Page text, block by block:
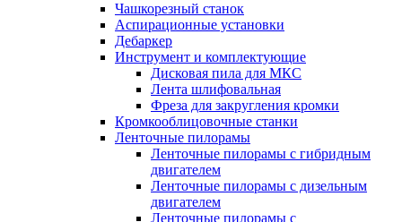
Чашкорезный станок
Аспирационные установки
Дебаркер
Инструмент и комплектующие
Дисковая пила для МКС
Лента шлифовальная
Фреза для закругления кромки
Кромкооблицовочные станки
Ленточные пилорамы
Ленточные пилорамы с гибридным
двигателем
Ленточные пилорамы с дизельным
двигателем
Ленточные пилорамы с